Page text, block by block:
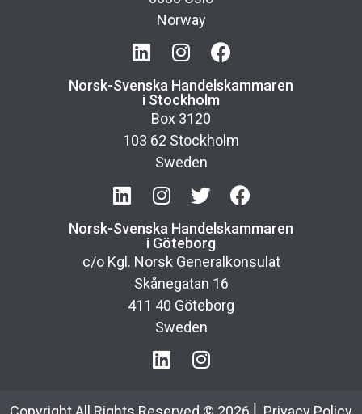
Norway
Norsk-Svenska Handelskammaren
i Stockholm
Box 3120
103 62 Stockholm
Sweden
Norsk-Svenska Handelskammaren
i Göteborg
c/o Kgl. Norsk Generalkonsulat
Skånegatan 16
411 40 Göteborg
Sweden